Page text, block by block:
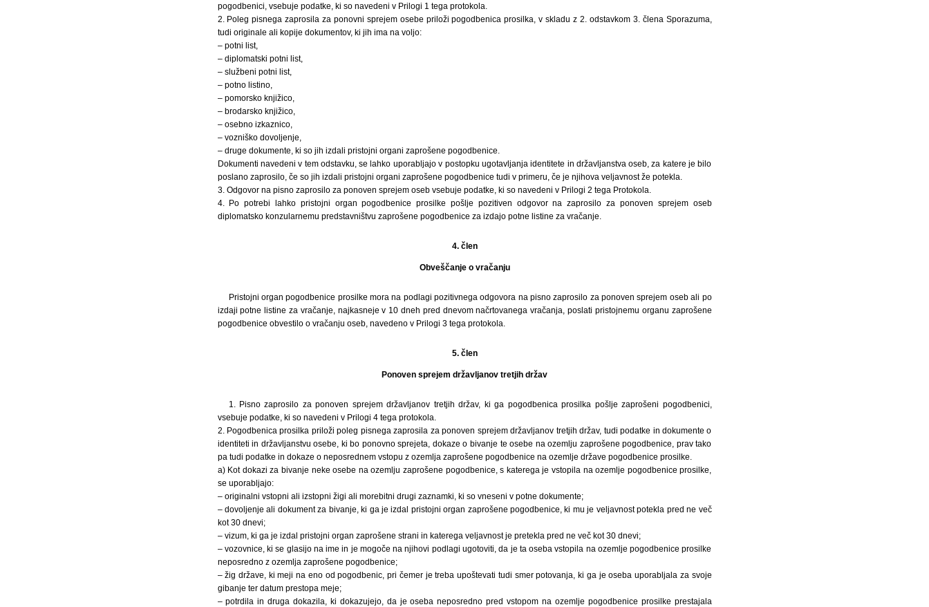
pogodbenici, vsebuje podatke, ki so navedeni v Prilogi 1 tega protokola.
2. Poleg pisnega zaprosila za ponovni sprejem osebe priloži pogodbenica prosilka, v skladu z 2. odstavkom 3. člena Sporazuma,
tudi originale ali kopije dokumentov, ki jih ima na voljo:
– potni list,
– diplomatski potni list,
– službeni potni list,
– potno listino,
– pomorsko knjižico,
– brodarsko knjižico,
– osebno izkaznico,
– vozniško dovoljenje,
– druge dokumente, ki so jih izdali pristojni organi zaprošene pogodbenice.
Dokumenti navedeni v tem odstavku, se lahko uporabljajo v postopku ugotavljanja identitete in državljanstva oseb, za katere je bilo
poslano zaprosilo, če so jih izdali pristojni organi zaprošene pogodbenice tudi v primeru, če je njihova veljavnost že potekla.
3. Odgovor na pisno zaprosilo za ponoven sprejem oseb vsebuje podatke, ki so navedeni v Prilogi 2 tega Protokola.
4. Po potrebi lahko pristojni organ pogodbenice prosilke pošlje pozitiven odgovor na zaprosilo za ponoven sprejem oseb
diplomatsko konzularnemu predstavništvu zaprošene pogodbenice za izdajo potne listine za vračanje.
4. člen
Obveščanje o vračanju
Pristojni organ pogodbenice prosilke mora na podlagi pozitivnega odgovora na pisno zaprosilo za ponoven sprejem oseb ali po
izdaji potne listine za vračanje, najkasneje v 10 dneh pred dnevom načrtovanega vračanja, poslati pristojnemu organu zaprošene
pogodbenice obvestilo o vračanju oseb, navedeno v Prilogi 3 tega protokola.
5. člen
Ponoven sprejem državljanov tretjih držav
1. Pisno zaprosilo za ponoven sprejem državljanov tretjih držav, ki ga pogodbenica prosilka pošlje zaprošeni pogodbenici,
vsebuje podatke, ki so navedeni v Prilogi 4 tega protokola.
2. Pogodbenica prosilka priloži poleg pisnega zaprosila za ponoven sprejem državljanov tretjih držav, tudi podatke in dokumente o
identiteti in državljanstvu osebe, ki bo ponovno sprejeta, dokaze o bivanje te osebe na ozemlju zaprošene pogodbenice, prav tako
pa tudi podatke in dokaze o neposrednem vstopu z ozemlja zaprošene pogodbenice na ozemlje države pogodbenice prosilke.
a) Kot dokazi za bivanje neke osebe na ozemlju zaprošene pogodbenice, s katerega je vstopila na ozemlje pogodbenice prosilke,
se uporabljajo:
– originalni vstopni ali izstopni žigi ali morebitni drugi zaznamki, ki so vneseni v potne dokumente;
– dovoljenje ali dokument za bivanje, ki ga je izdal pristojni organ zaprošene pogodbenice, ki mu je veljavnost potekla pred ne več
kot 30 dnevi;
– vizum, ki ga je izdal pristojni organ zaprošene strani in katerega veljavnost je pretekla pred ne več kot 30 dnevi;
– vozovnice, ki se glasijo na ime in je mogoče na njihovi podlagi ugotoviti, da je ta oseba vstopila na ozemlje pogodbenice prosilke
neposredno z ozemlja zaprošene pogodbenice;
– žig države, ki meji na eno od pogodbenic, pri čemer je treba upoštevati tudi smer potovanja, ki ga je oseba uporabljala za svoje
gibanje ter datum prestopa meje;
– potrdila in druga dokazila, ki dokazujejo, da je oseba neposredno pred vstopom na ozemlje pogodbenice prosilke prestajala